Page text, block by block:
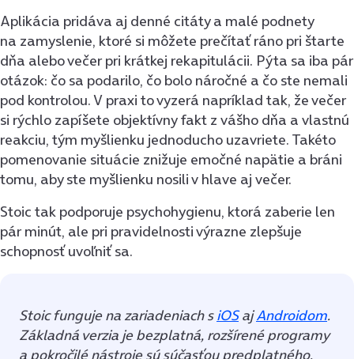
Aplikácia pridáva aj denné citáty a malé podnety
na zamyslenie, ktoré si môžete prečítať ráno pri štarte
dňa alebo večer pri krátkej rekapitulácii. Pýta sa iba pár
otázok: čo sa podarilo, čo bolo náročné a čo ste nemali
pod kontrolou. V praxi to vyzerá napríklad tak, že večer
si rýchlo zapíšete objektívny fakt z vášho dňa a vlastnú
reakciu, tým myšlienku jednoducho uzavriete. Takéto
pomenovanie situácie znižuje emočné napätie a bráni
tomu, aby ste myšlienku nosili v hlave aj večer.
Stoic tak podporuje psychohygienu, ktorá zaberie len
pár minút, ale pri pravidelnosti výrazne zlepšuje
schopnosť uvoľniť sa.
Stoic funguje na zariadeniach siOSajAndroidom.
Základná verzia je bezplatná, rozšírené programy
a pokročilé nástroje sú súčasťou predplatného.